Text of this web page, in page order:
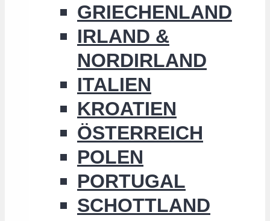
GRIECHENLAND
IRLAND &
NORDIRLAND
ITALIEN
KROATIEN
ÖSTERREICH
POLEN
PORTUGAL
SCHOTTLAND